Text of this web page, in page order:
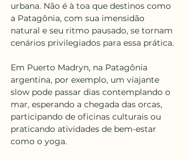
urbana. Não é à toa que destinos como
a Patagônia, com sua imensidão
natural e seu ritmo pausado, se tornam
cenários privilegiados para essa prática.
Em Puerto Madryn, na Patagônia
argentina, por exemplo, um viajante
slow pode passar dias contemplando o
mar, esperando a chegada das orcas,
participando de oficinas culturais ou
praticando atividades de bem-estar
como o yoga.